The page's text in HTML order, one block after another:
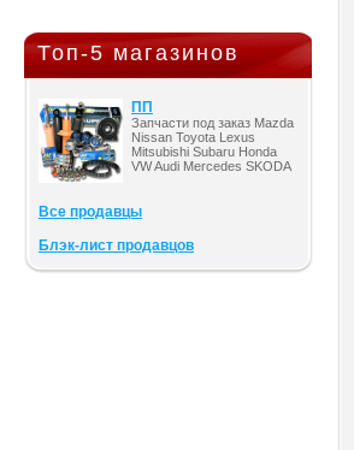
Топ-5 магазинов
ПП
Запчасти под заказ Mazda
Nissan Toyota Lexus
Mitsubishi Subaru Honda
VW Audi Mercedes SKODA
Все продавцы
Блэк-лист продавцов